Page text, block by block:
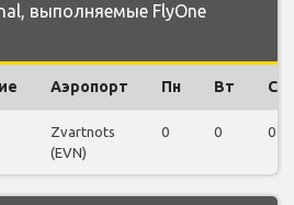
выполняемые FlyOne
Аэропорт Пн Вт Ср
Zvartnots
(EVN)
0 0 0